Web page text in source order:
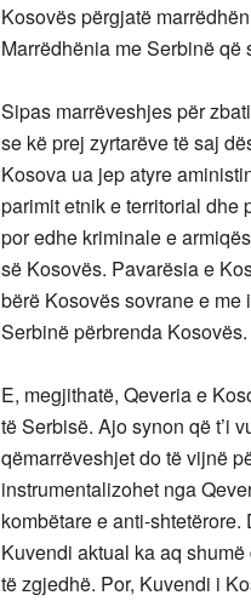
Kosovës përgjatë
Marrëdhënia me Serbinë që
Sipas marrëveshjes për
se kë prej zyrtarëve të saj
Kosova ua jep atyre
parimit etnik e territorial dhe
por edhe kriminale e
së Kosovës. Pavarësia e
bërë Kosovës sovrane e me
Serbinë përbrenda Kosovës.
E, megjithatë, Qeveria e
të Serbisë. Ajo synon që t’i
qëmarrëveshjet do të vijnë
instrumentalizohet nga
kombëtare e anti-
Kuvendi aktual ka aq
të zgjedhë. Por, Kuvendi i